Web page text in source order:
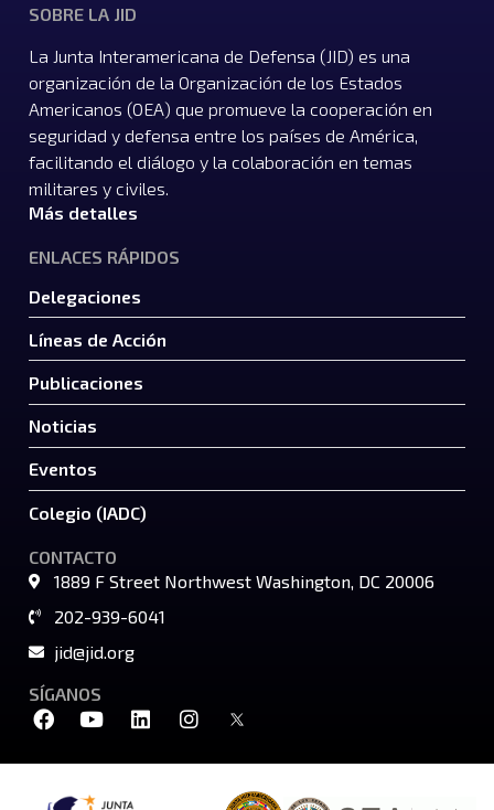
SOBRE LA JID
La Junta Interamericana de Defensa (JID) es una
organización de la Organización de los Estados
Americanos (OEA) que promueve la cooperación en
seguridad y defensa entre los países de América,
facilitando el diálogo y la colaboración en temas
militares y civiles.
Más detalles
ENLACES RÁPIDOS
Delegaciones
Líneas de Acción
Publicaciones
Noticias
Eventos
Colegio (IADC)
CONTACTO
1889 F Street Northwest Washington, DC 20006
202-939-6041
jid@jid.org
SÍGANOS